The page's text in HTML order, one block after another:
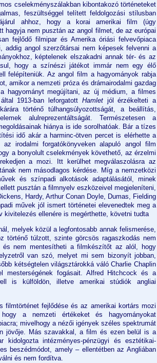
cselekményszálakban kibontakozó történeteket
feszültséggel telített feldolgozási stílusban
ahhoz, hogy a korai amerikai film (úgy
hagyja nem pusztán az angol filmet, de az európai
fejlődő filmipar és Amerika óriási felvevőpiaca
addig angol szerzőtársai nem képesek felvenni a
képtelenek elszakadni annak tér- és az
hogy a színészi játékot immár nem egy élő
felépíteniük. Az angol film a hagyományok rabja
amikor a nemzeti próza és drámairodalmi gazdag
hagyományt megújítani, az új médium, a filmes
1913-ban leforgatott Hamletjól érzékelteti a
történő túlhangsúlyozottságát, a beállítás,
alulreprezentáltságát. Természetesen a
hiánya is ide sorolhatóak. Bár a tízes
idő akár a harminc-ötven percet is elérhette a
az irodalmi forgatókönyveken alapuló angol film
a bonyolult cselekmények követhető, az érzelmi
a mozi. Itt kerülhet megválaszolásra az
nem másodlagos kérdése. Míg a nemzetközi
és színpadi alkotások adaptálásától, minek
pusztán a filmnyelv eszközeivel megjeleníteni,
Hardy, Arthur Conan Doyle, Dumas, Fielding
művek jól ismert történetei elevenedtek meg a
ellenére is megérthette, követni tudta
melyek közül a legfontosabb annak felismerése,
történő túlzott, szinte görcsös ragaszkodás nem
és nem mentesítheti a filmkészítőt az alól, hogy
van szó, melyet mi sem bizonyít jobban,
kétségtelen világsztárokká váló Charlie Chaplin
mesterségének fogásait. Alfred Hitchcock és a
is külföldön, illetve amerikai stúdiók angliai
fejlődése és az amerikai kortárs mozi
a nemzeti értékeket és hagyományokat
mivelhogy a nézői igények széles spektrumát
jövője. Más szavakkal, a film és ezen belül is a
kidolgozta intézményes-pénzügyi és esztétikai-
beszédmódot, amely – ellentétben az Angliában
és nem fordítva.